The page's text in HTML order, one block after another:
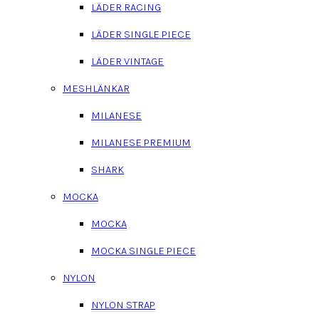
LÄDER RACING
LÄDER SINGLE PIECE
LÄDER VINTAGE
MESHLÄNKAR
MILANESE
MILANESE PREMIUM
SHARK
MOCKA
MOCKA
MOCKA SINGLE PIECE
NYLON
NYLON STRAP